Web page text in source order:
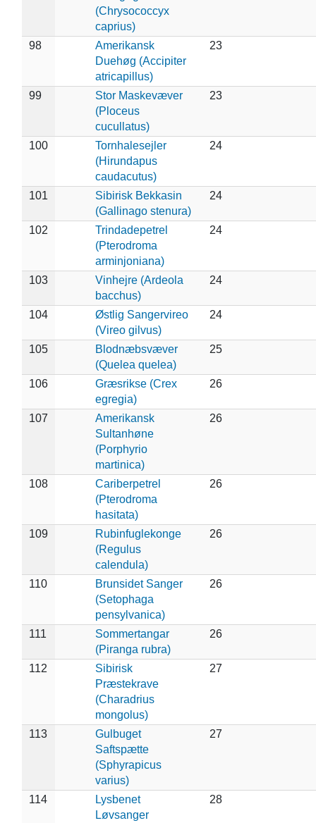
(Chrysococcyx
caprius)
98
Amerikansk
Duehøg (Accipiter
atricapillus)
23
99
Stor Maskevæver
(Ploceus
cucullatus)
23
100
Tornhalesejler
(Hirundapus
caudacutus)
24
101
Sibirisk Bekkasin
(Gallinago stenura)
24
102
Trindadepetrel
(Pterodroma
arminjoniana)
24
103
Vinhejre (Ardeola
bacchus)
24
104
Østlig Sangervireo
(Vireo gilvus)
24
105
Blodnæbsvæver
(Quelea quelea)
25
106
Græsrikse (Crex
egregia)
26
107
Amerikansk
Sultanhøne
(Porphyrio
martinica)
26
108
Cariberpetrel
(Pterodroma
hasitata)
26
109
Rubinfuglekonge
(Regulus
calendula)
26
110
Brunsidet Sanger
(Setophaga
pensylvanica)
26
111
Sommertangar
(Piranga rubra)
26
112
Sibirisk
Præstekrave
(Charadrius
mongolus)
27
113
Gulbuget
Saftspætte
(Sphyrapicus
varius)
27
114
Lysbenet
Løvsanger
28